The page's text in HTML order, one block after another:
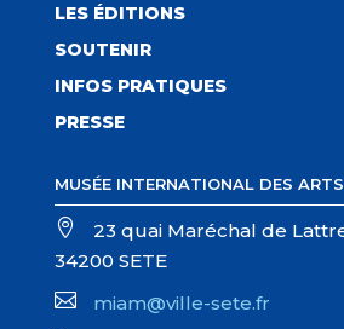
LES ÉDITIONS
SOUTENIR
INFOS PRATIQUES
PRESSE
MUSÉE INTERNATIONAL DES

23 quai Maréchal de
34200 SETE
 miam@ville-sete.fr